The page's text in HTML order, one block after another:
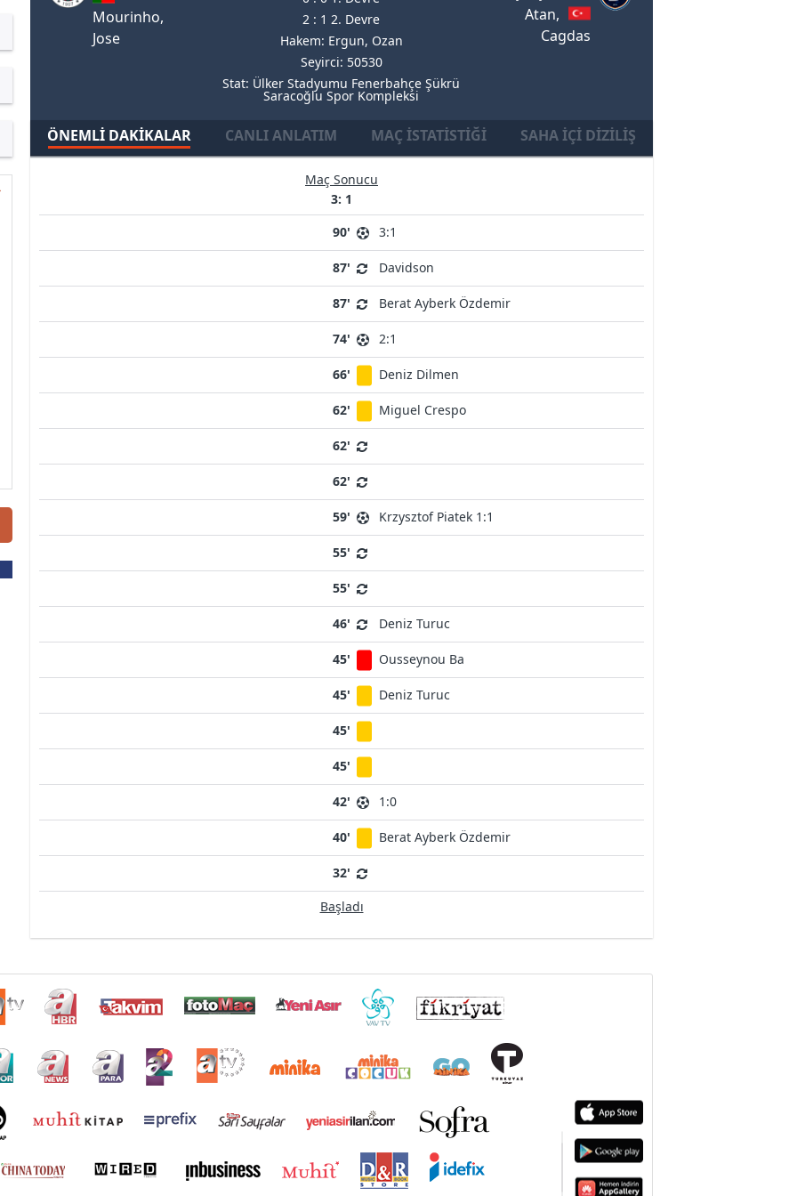
Mourinho,
Jose
2 : 1 2. Devre
Hakem: Ergun, Ozan
Seyirci: 50530
Stat: Ülker Stadyumu Fenerbahçe Şükrü
Saracoğlu Spor Kompleksi
Atan,
Cagdas
ÖNEMLI DAKIKALAR CANLI ANLATIM MAÇ İSTATISTIĞI SAHA İÇI DIZILIŞ
Maç Sonucu
3: 1
90'
3:1
87' Davidson
87' Berat Ayberk Özdemir
74' 2:1
66' Deniz Dilmen
62' Miguel Crespo
62'
62'
59' Krzysztof Piatek 1:1
55'
55'
46' Deniz Turuc
45' Ousseynou Ba
45' Deniz Turuc
45'
45'
42' 1:0
40' Berat Ayberk Özdemir
32'
Başladı